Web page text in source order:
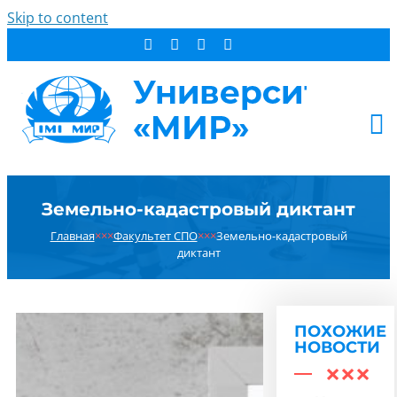
Skip to content
СТУДЕНТУ
ДОПОБРАЗОВАНИЕ
КОНТАКТЫ
РЕЗУЛЬТАТ ПОИСКА:
Земельно-кадастровый диктант
Главная×××Факультет СПО×××Земельно-кадастровый
диктант
ПОХОЖИЕ
НОВОСТИ